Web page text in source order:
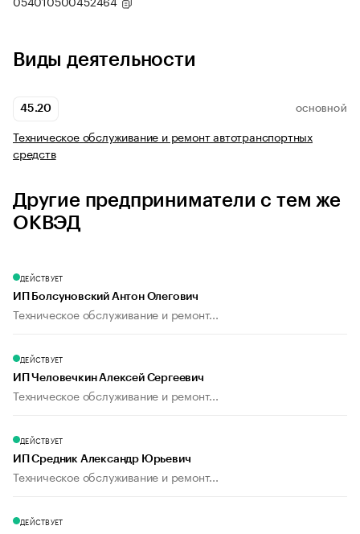
Виды деятельности
45.20 ОСНОВНОЙ
Техническое обслуживание и ремонт автотранспортных
средств
Другие предприниматели с тем же
ОКВЭД
ДЕЙСТВУЕТ
ИП Болсуновский Антон Олегович
Техническое обслуживание и ремонт...
ДЕЙСТВУЕТ
ИП Человечкин Алексей Сергеевич
Техническое обслуживание и ремонт...
ДЕЙСТВУЕТ
ИП Средник Александр Юрьевич
Техническое обслуживание и ремонт...
ДЕЙСТВУЕТ